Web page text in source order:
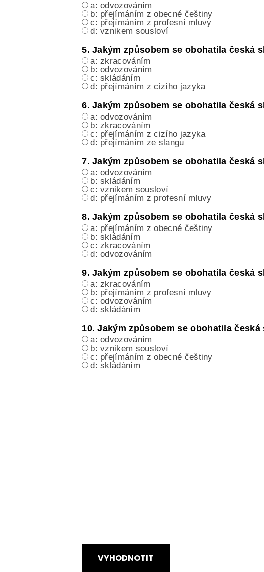
a: odvozováním
b: přejímáním z obecné češtiny
c: přejímáním z profesní mluvy
d: vznikem sousloví
5. Jakým způsobem se obohatila česká
a: zkracováním
b: odvozováním
c: skládáním
d: přejímáním z cizího jazyka
6. Jakým způsobem se obohatila česká
a: odvozováním
b: zkracováním
c: přejímáním z cizího jazyka
d: přejímáním ze slangu
7. Jakým způsobem se obohatila česká
a: odvozováním
b: skládáním
c: vznikem sousloví
d: přejímáním z profesní mluvy
8. Jakým způsobem se obohatila česká
a: přejímáním z obecné češtiny
b: skládáním
c: zkracováním
d: odvozováním
9. Jakým způsobem se obohatila česká
a: zkracováním
b: přejímáním z profesní mluvy
c: odvozováním
d: skládáním
10. Jakým způsobem se obohatila
a: odvozováním
b: vznikem sousloví
c: přejímáním z obecné češtiny
d: skládáním
VYHODNOTIT